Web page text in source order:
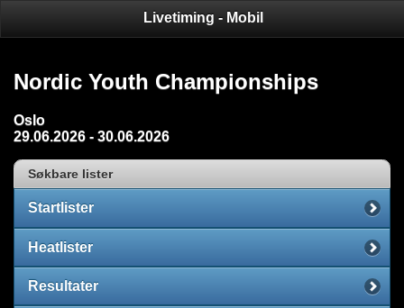
Livetiming - Mobil
Nordic Youth Championships
Oslo
29.06.2026 - 30.06.2026
Søkbare lister
Startlister
Heatlister
Resultater